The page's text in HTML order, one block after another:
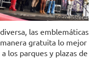
Foto: Idartes
las emblemáticas
gratuita lo mejor
los parques y plazas de